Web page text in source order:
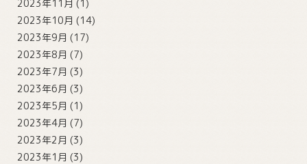
2023年11月 (1)
2023年10月 (14)
2023年9月 (17)
2023年8月 (7)
2023年7月 (3)
2023年6月 (3)
2023年5月 (1)
2023年4月 (7)
2023年2月 (3)
2023年1月 (3)